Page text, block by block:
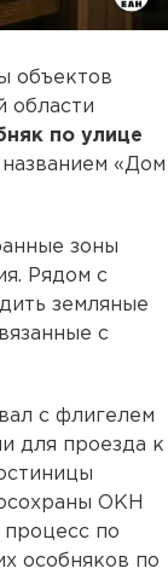
объектов
области
по улице
«Дом
зоны
Рядом с
земляные
с
с флигелем
для проезда к
ОКН
процесс по
особняков по